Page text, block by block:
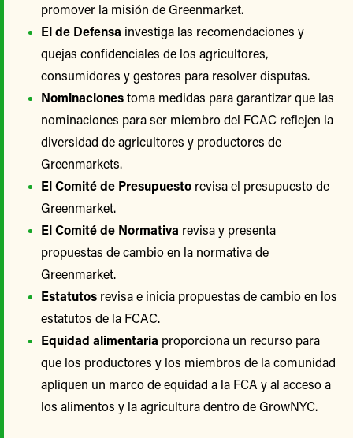
promover la misión de Greenmarket.
El de Defensa investiga las recomendaciones y
quejas confidenciales de los agricultores,
consumidores y gestores para resolver disputas.
Nominacionestoma medidas para garantizar que las
nominaciones para ser miembro del FCAC reflejen la
diversidad de agricultores y productores de
Greenmarkets.
El Comité de Presupuesto revisa el presupuesto de
Greenmarket.
El Comité de Normativa revisa y presenta
propuestas de cambio en la normativa de
Greenmarket.
Estatutos revisa e inicia propuestas de cambio en los
estatutos de la FCAC.
Equidad alimentaria proporciona un recurso para
que los productores y los miembros de la comunidad
apliquen un marco de equidad a la FCA y al acceso a
los alimentos y la agricultura dentro de GrowNYC.